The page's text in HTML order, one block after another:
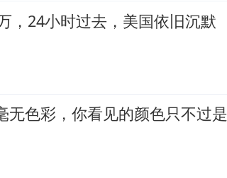
，24小时过去，美国依旧沉默
无色彩，你看见的颜色只不过是